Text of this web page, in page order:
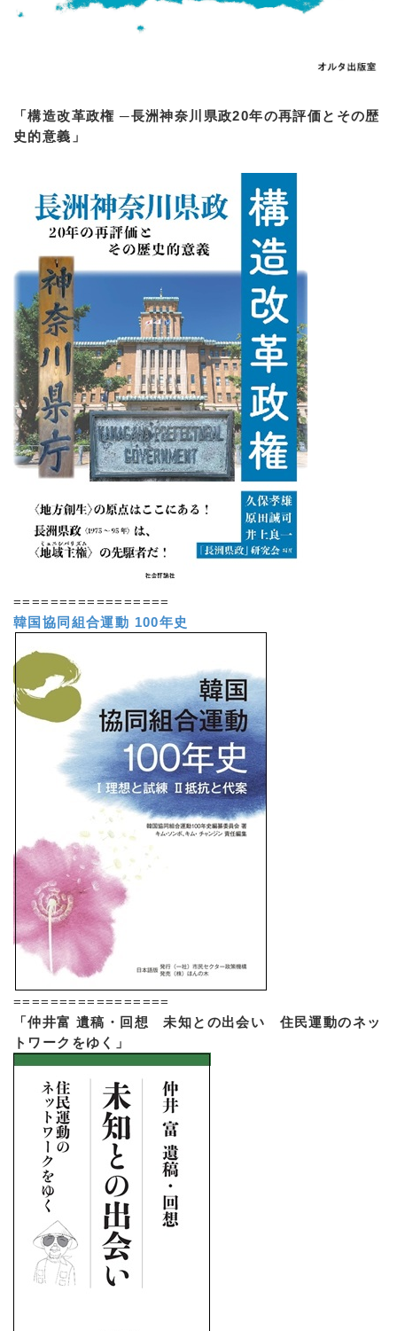
「構造改革政権 ─長洲神奈川県政20年の再評価とその歴
史的意義」
=================
韓国協同組合運動 100年史
=================
「仲井富 遺稿・回想 未知との出会い 住民運動のネッ
トワークをゆく」